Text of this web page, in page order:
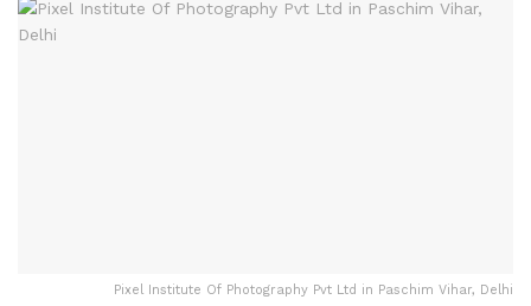
Pixel Institute Of Photography Pvt Ltd in Paschim Vihar, Delhi